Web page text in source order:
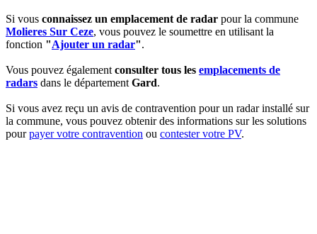
Si vous connaissez un emplacement de radar pour la commune
Molieres Sur Ceze, vous pouvez le soumettre en utilisant la
fonction "Ajouter un radar".
Vous pouvez égalementconsulter tous les emplacements de
radars dans le départementGard.
Si vous avez reçu un avis de contravention pour un radar installé sur
la commune, vous pouvez obtenir des informations sur les solutions
pourpayer votre contravention ou contester votre PV.